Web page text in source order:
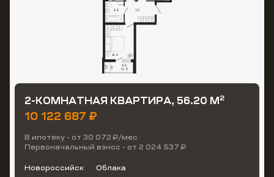
2-КОМНАТНАЯ КВАРТИРА, 56.20 М2
10 122 687 ₽
В ипотеку - от 30 072 ₽/мес.
Первоначальный взнос - от 2 024 537 ₽
Новороссийск
Облака